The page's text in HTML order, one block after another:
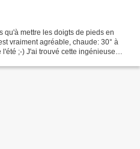
qu'à mettre les doigts de pieds en
vraiment agréable, chaude: 30° à
;-) J'ai trouvé cette ingénieuse